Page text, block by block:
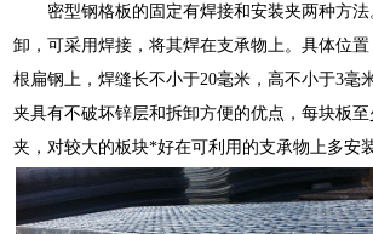
密型钢格板的固定有焊接和安装夹两种方
卸，可采用焊接，将其焊在支承物上。具体位
根扁钢上，焊缝长不小于20毫米，高不小于3毫
夹具有不破坏锌层和拆卸方便的优点，每块板
夹，对较大的板块*好在可利用的支承物上多安